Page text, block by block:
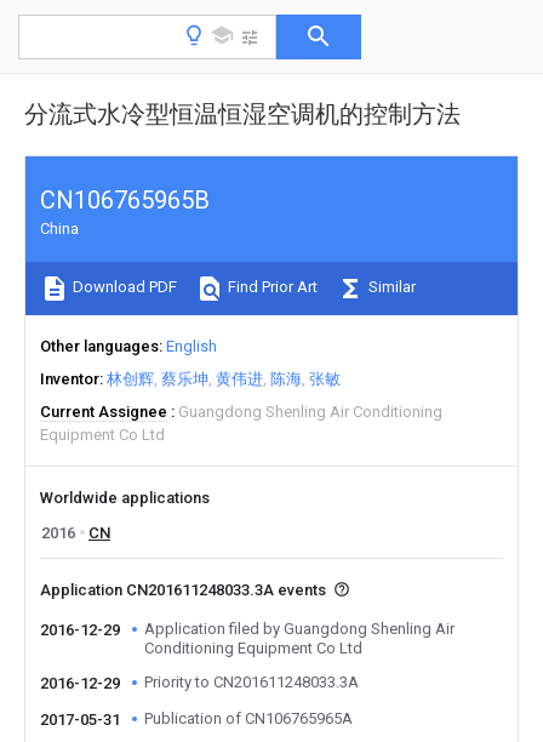
分流式水冷型恒温恒湿空调机的控制方法
CN106765965B
China
Download PDF Find Prior Art Similar
Other languages English
Inventor 林创辉 蔡乐坤 黄伟进 陈海 张敏
Current Assignee
Guangdong Shenling Air Conditioning
Equipment Co Ltd
Worldwide applications
2016
CN
Application CN201611248033.3A events
2016-12-29
Application filed by Guangdong Shenling Air
Conditioning Equipment Co Ltd
2016-12-29
Priority to CN201611248033.3A
2017-05-31 Publication of CN106765965A